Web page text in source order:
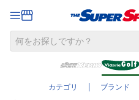
カテゴリ ブランド